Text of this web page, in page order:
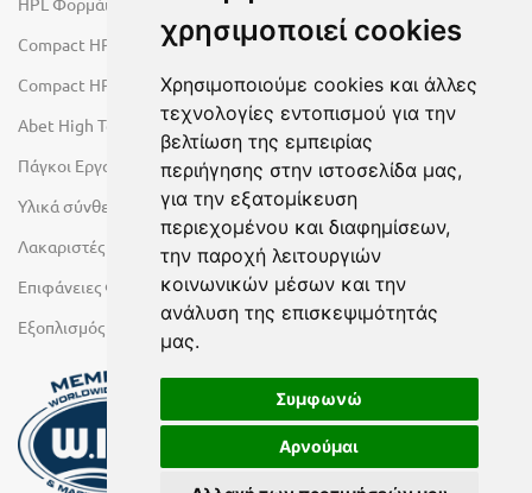
χρησιμοποιεί cookies
Χρησιμοποιούμε cookies και άλλες
τεχνολογίες εντοπισμού για την
βελτίωση της εμπειρίας
περιήγησης στην ιστοσελίδα μας,
για την εξατομίκευση
περιεχομένου και διαφημίσεων,
την παροχή λειτουργιών
κοινωνικών μέσων και την
ανάλυση της επισκεψιμότητάς
μας.
Συμφωνώ
Αρνούμαι
Compact HPL Εσωτερικού Χώρου
Compact HPL Εξωτερικού Χώρου
Abet High Tech Solutions
Πάγκοι Εργασίας Duropal
Υλικά σύνθεσης πόρτας
Λακαριστές επιφάνειες Primeboard
Επιφάνειες Φυσικών Πετρωμάτων
Εξοπλισμός Υγρών Χώρων